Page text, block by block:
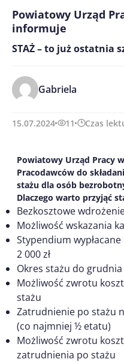
Powiatowy Urząd
informuje
STAŻ – to już ostatnia
Gabriela
15.07.2024 11 Czas
Powiatowy Urząd Pracy
Pracodawców do
stażu dla osób
Dlaczego warto przyjąć
Bezkosztowe
Możliwość wskazania
Stypendium
2 000 zł
Okres stażu do grudnia
Możliwość zwrotu
stażu
Zatrudnienie po stażu
(co najmniej ½ etatu)
Możliwość zwrotu
zatrudnienia po stażu